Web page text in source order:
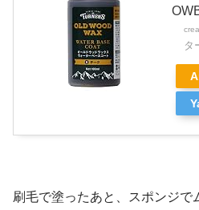
タ
刷毛で塗ったあと、スポンジで